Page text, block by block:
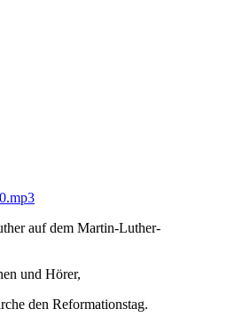
und Hörer,
den Reformationstag.